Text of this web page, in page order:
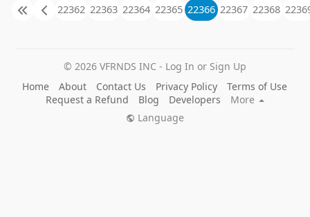
22362 22363 22364 22365 22366 22367 22368
© 2026 VFRNDS INC - Log In or Sign Up
Home
About Contact Us Privacy Policy
Terms of Use
Request a Refund
Blog Developers
More
Language